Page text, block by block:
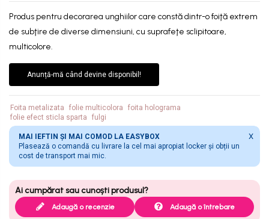
Produs pentru decorarea unghiilor care constă dintr-o foiţă extrem
de subţire de diverse dimensiuni, cu suprafeţe sclipitoare,
multicolore.
Anunță-mă când devine disponibil!
Foita metalizata folie multicolora
foita holograma
folie efect sticla sparta
fulgi
MAI IEFTIN ȘI MAI COMOD LA EASYBOX
Plasează o comandă cu livrare la cel mai apropiat locker și obții un
cost de transport mai mic.
X
Adaugă o recenzie Adaugă o întrebare